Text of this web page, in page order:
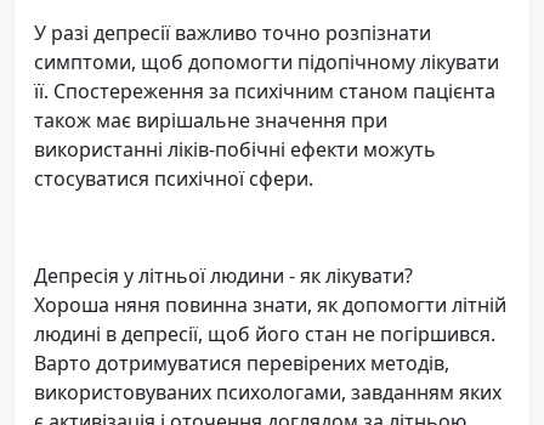
У разі депресії важливо точно розпізнати
симптоми, щоб допомогти підопічному лікувати
її. Спостереження за психічним станом пацієнта
також має вирішальне значення при
використанні ліків-побічні ефекти можуть
стосуватися психічної сфери.
Депресія у літньої людини - як лікувати?
Хороша няня повинна знати, як допомогти літній
людині в депресії, щоб його стан не погіршився.
Варто дотримуватися перевірених методів,
використовуваних психологами, завданням яких